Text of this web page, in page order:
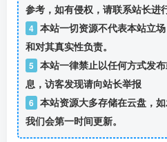
参考，如有侵权，请联系站长进
4 本站一切资源不代表本站立
和对其真实性负责。
5 本站一律禁止以任何方式发
息，访客发现请向站长举报
6 本站资源大多存储在云盘，
我们会第一时间更新。